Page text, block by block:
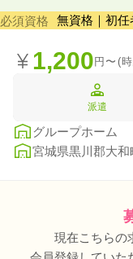
必須資格 無資格｜初
1,200円〜(
派遣
グループホーム
宮城県黒川郡大
現在こちらの